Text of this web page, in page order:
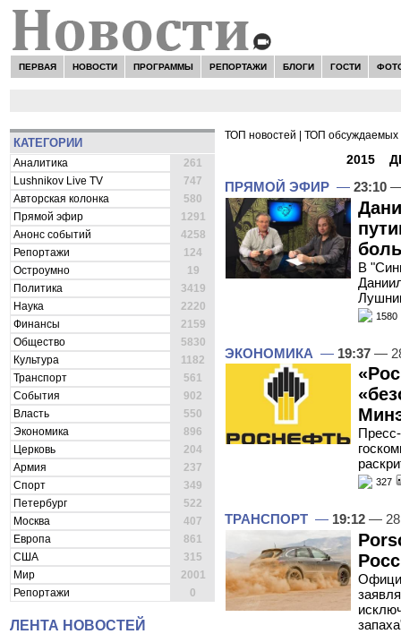
ПЕРВАЯ НОВОСТИ ПРОГРАММЫ РЕПОРТАЖИ БЛОГИ ГОСТИ
КАТЕГОРИИ
Аналитика
261
Lushnikov Live TV
747
Авторская колонка
580
Прямой эфир
1291
Анонс событий
4258
Репортажи
124
Остроумно
19
Политика
3419
Наука
2220
Финансы
2159
Общество
5830
Культура
1182
Транспорт
561
События
902
Власть
550
Экономика
896
Церковь
204
Армия
237
Спорт
349
Петербург
522
Москва
407
Европа
861
США
315
Мир
2001
Репортажи
0
ЛЕНТА НОВОСТЕЙ
ТОП новостей ТОП обсуждаемых
2015
ПРЯМОЙ ЭФИР — 23:10 —
В
1580
ЭКОНОМИКА — 19:37 —
327
ТРАНСПОРТ — 19:12 — 28